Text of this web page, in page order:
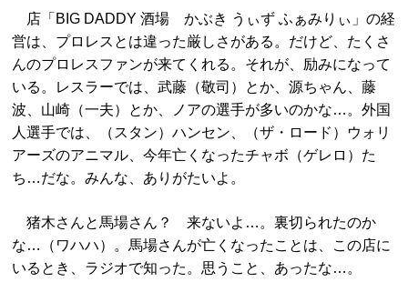
店「BIG DADDY 酒場 かぶき うぃず ふぁみりぃ」の経
営は、プロレスとは違った厳しさがある。だけど、たくさ
んのプロレスファンが来てくれる。それが、励みになって
いる。レスラーでは、武藤（敬司）とか、源ちゃん、藤
波、山崎（一夫）とか、ノアの選手が多いのかな…。外国
人選手では、（スタン）ハンセン、（ザ・ロード）ウォリ
アーズのアニマル、今年亡くなったチャボ（ゲレロ）た
ち…だな。みんな、ありがたいよ。
猪木さんと馬場さん？ 来ないよ…。裏切られたのか
な…（ワハハ）。馬場さんが亡くなったことは、この店に
いるとき、ラジオで知った。思うこと、あったな…。